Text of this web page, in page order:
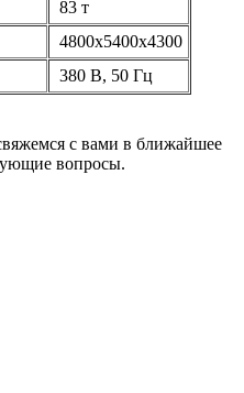
83 т
4800х5400х4300
380 В, 50 Гц
с вами в ближайшее
вопросы.